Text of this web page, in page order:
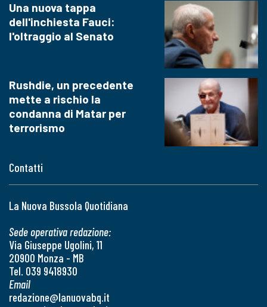
Contatti
La Nuova Bussola Quotidiana
Sede operativa redazione:
Via Giuseppe Ugolini, 11
20900 Monza - MB
Tel. 039 9418930
Email
redazione@lanuovabq.it
Una nuova tappa
dell'inchiesta Fauci:
l'oltraggio al Senato
Rushdie, un precedente
mette a rischio la
condanna di Matar per
terrorismo